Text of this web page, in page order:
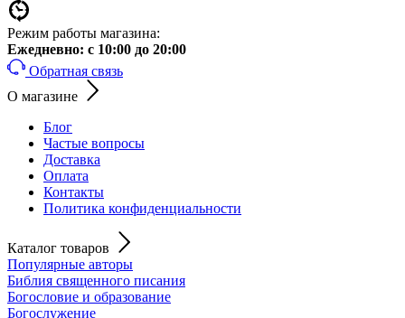
Режим работы магазина:
Ежедневно: с 10:00 до 20:00
Обратная связь
О магазине
Блог
Частые вопросы
Доставка
Оплата
Контакты
Политика конфиденциальности
Каталог товаров
Популярные авторы
Библия священного писания
Богословие и образование
Богослужение